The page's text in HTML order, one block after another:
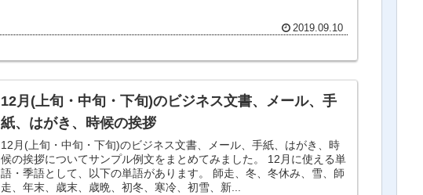
2019.09.10
12月(上旬・中旬・下旬)のビジネス文書、メール、手
紙、はがき、時候の挨拶
12月(上旬・中旬・下旬)のビジネス文書、メール、手紙、はがき、時
候の挨拶についてサンプル例文をまとめてみました。 12月に使える単
語・季語として、以下の単語があります。 師走、冬、冬休み、雪、師
走、年末、歳末、歳晩、初冬、寒冷、初雪、新...